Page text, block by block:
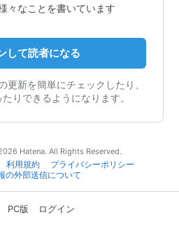
々なことを書いています
して読者になる
更新を簡単にチェックしたり、
りできるようになります。
Hatena. All Rights Reserved.
利用規約
プライバシーポリシー
の外部送信について
PC版 ログイン